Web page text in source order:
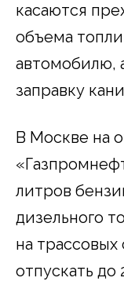
касаются
объема
автомобилю,
заправку
В Москве на
литров
дизельного
на
отпускать до